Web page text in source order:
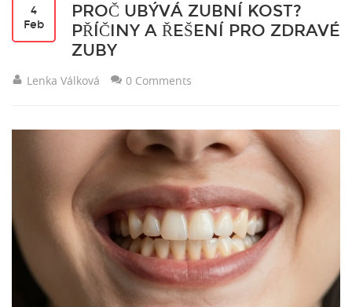
4
Feb
PROČ UBÝVÁ ZUBNÍ KOST?
PŘÍČINY A ŘEŠENÍ PRO ZDRAVÉ
ZUBY
Lenka Válková 0 Comments